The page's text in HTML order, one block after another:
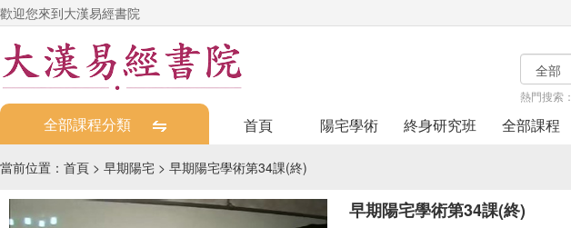
歡迎您來到大漢易經書院
熱門搜索：
全部課程分類 首頁 陽宅學術 終身研究班 全部課程
當前位置： 首頁 > 早期陽宅 > 早期陽宅學術第34課(終)
早期陽宅學術第34課(終)